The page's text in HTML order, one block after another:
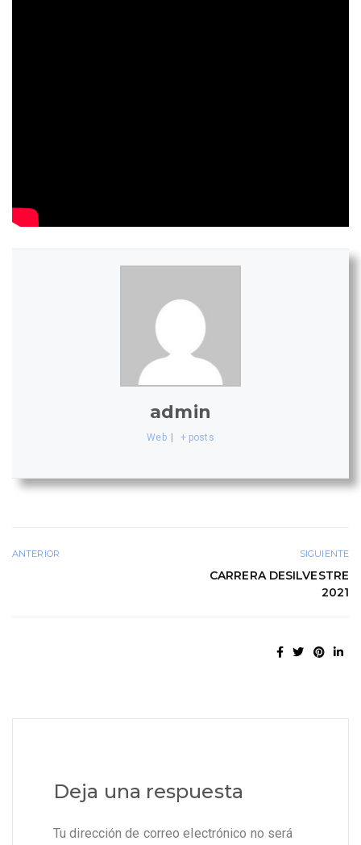
admin
Web + posts
ANTERIOR SIGUIENTE
CARRERA DESILVESTRE
2021
Deja una respuesta
Tu dirección de correo electrónico no será